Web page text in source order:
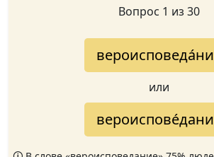
Вопрос 1 из 30
или